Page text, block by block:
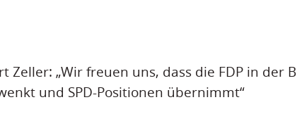
Zeller: „Wir freuen uns, dass die FDP in der
und SPD-Positionen übernimmt“